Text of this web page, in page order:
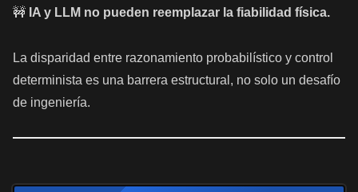
🚧 IA y LLM no pueden reemplazar la fiabilidad física.
La disparidad entre razonamiento probabilístico y control
determinista es una barrera estructural, no solo un desafío
de ingeniería.